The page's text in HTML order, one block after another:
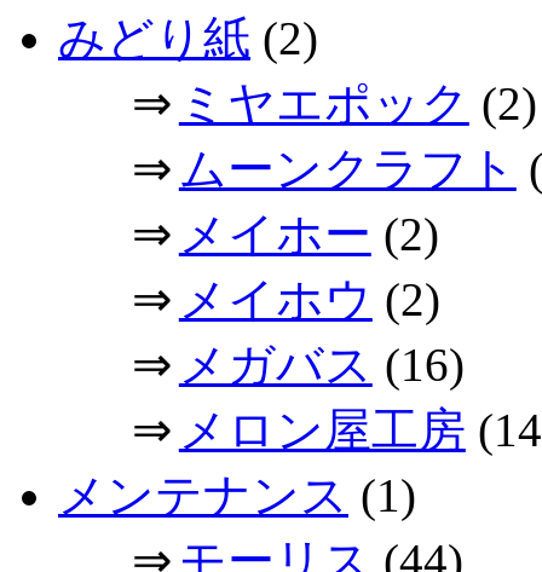
みどり紙 (2)
⇒ ミヤエポック (2)
⇒ ムーンクラフト
⇒ メイホー (2)
⇒ メイホウ (2)
⇒ メガバス (16)
⇒ メロン屋工房
メンテナンス (1)
⇒ モーリス (44)